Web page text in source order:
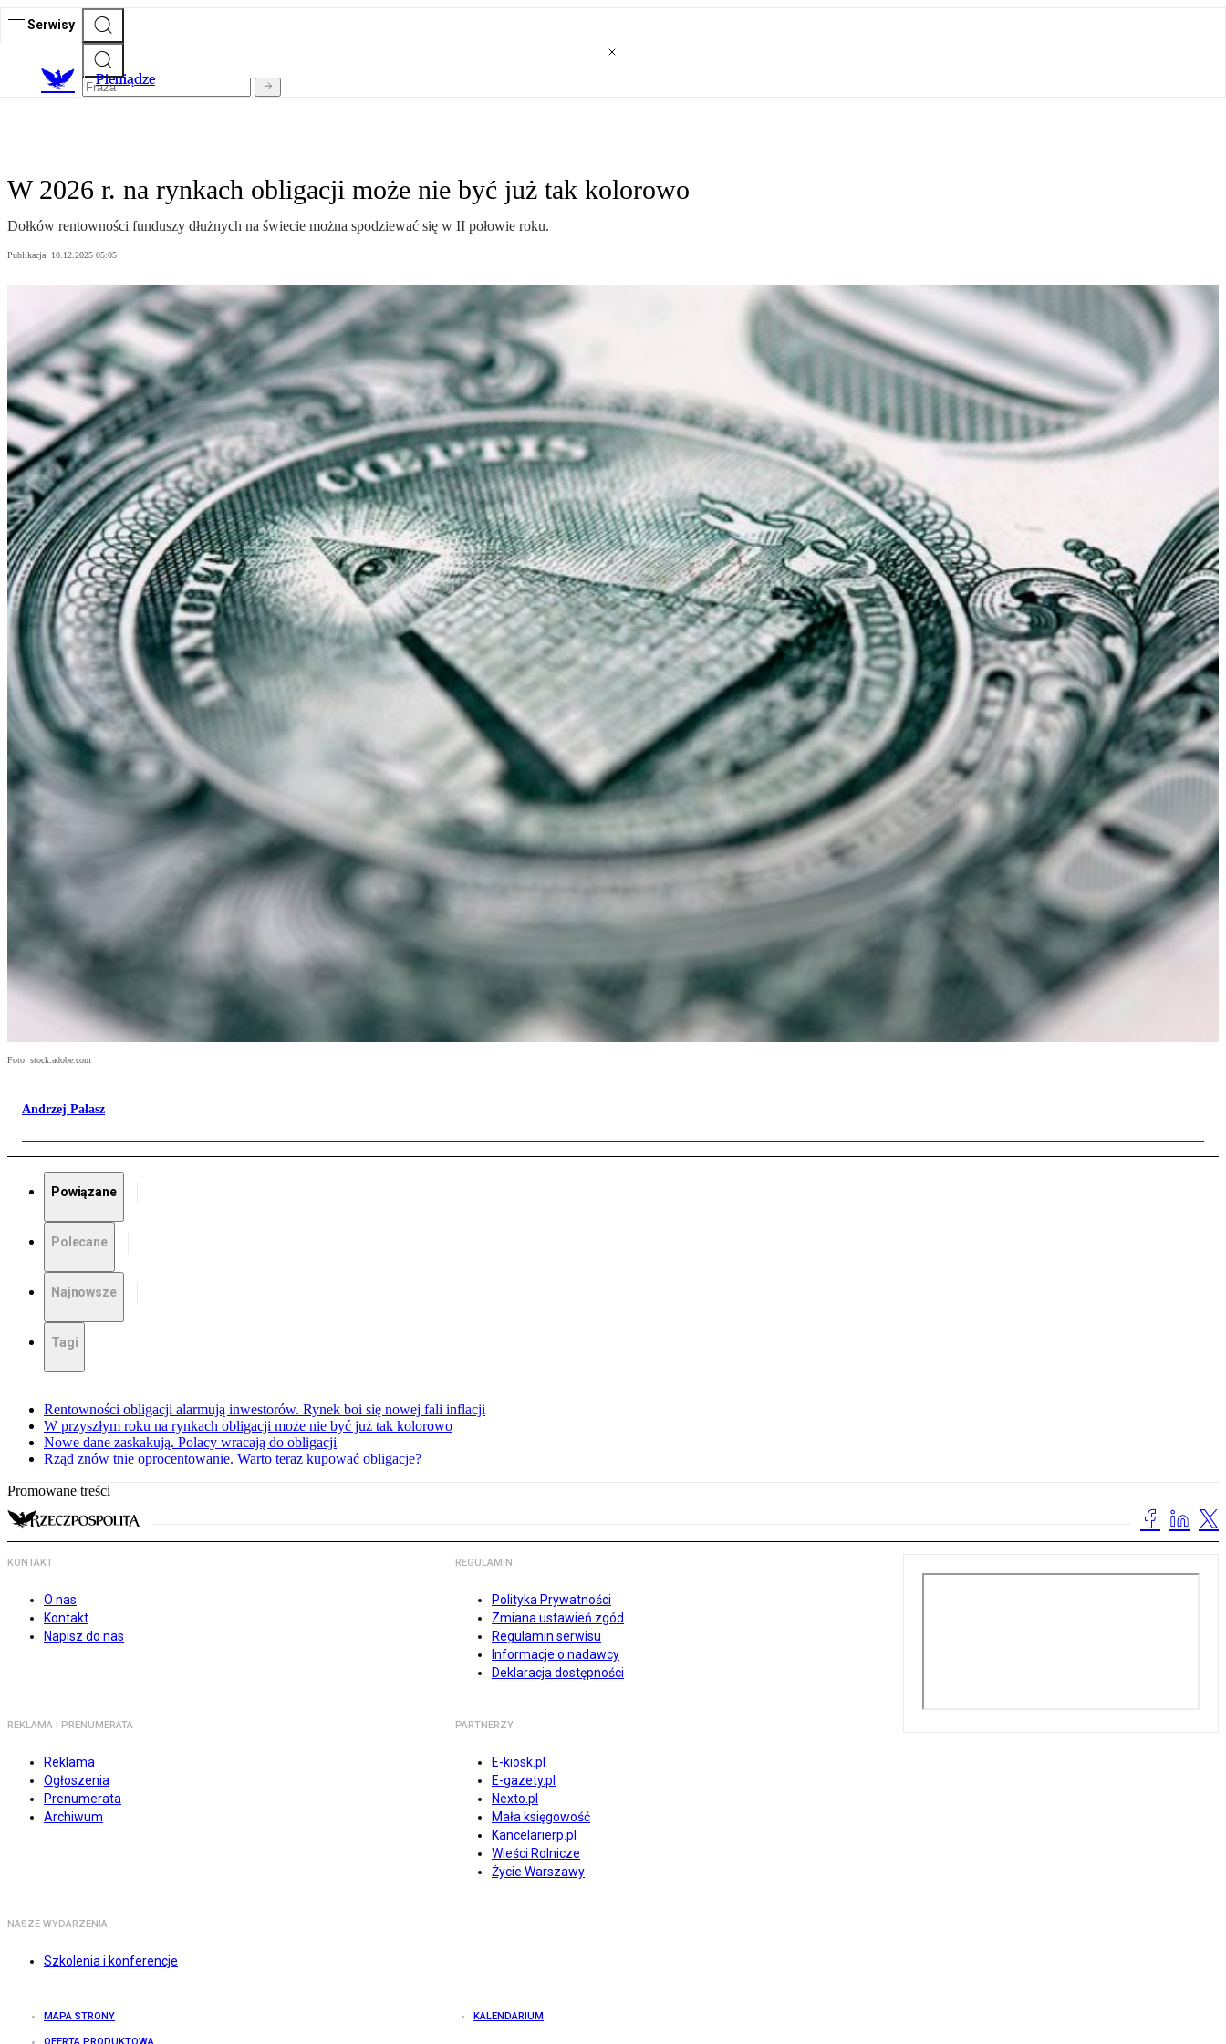
Serwisy
Pieniądze
W 2026 r. na rynkach obligacji może nie być już tak kolorowo
Dołków rentowności funduszy dłużnych na świecie można spodziewać się w II połowie roku.
Publikacja: 10.12.2025 05:05
Foto: stock.adobe.com
Andrzej Pałasz
Powiązane
Polecane
Najnowsze
Tagi
Rentowności obligacji alarmują inwestorów. Rynek boi się nowej fali inflacji
W przyszłym roku na rynkach obligacji może nie być już tak kolorowo
Nowe dane zaskakują. Polacy wracają do obligacji
Rząd znów tnie oprocentowanie. Warto teraz kupować obligacje?
Promowane treści
KONTAKT
O nas
Kontakt
Napisz do nas
REGULAMIN
Polityka Prywatności
Zmiana ustawień zgód
Regulamin serwisu
Informacje o nadawcy
Deklaracja dostępności
REKLAMA I PRENUMERATA
Reklama
Ogłoszenia
Prenumerata
Archiwum
PARTNERZY
E-kiosk.pl
E-gazety.pl
Nexto.pl
Mała księgowość
Kancelarierp.pl
Wieści Rolnicze
Życie Warszawy
NASZE WYDARZENIA
Szkolenia i konferencje
MAPA STRONY KALENDARIUM